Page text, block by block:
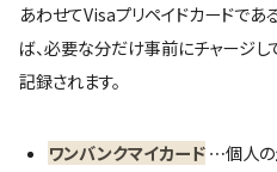
あわせてVisaプリペイドカードであ
ば、必要な分だけ事前にチャージ
記録されます。
ワンバンクマイカード ⋯個人の